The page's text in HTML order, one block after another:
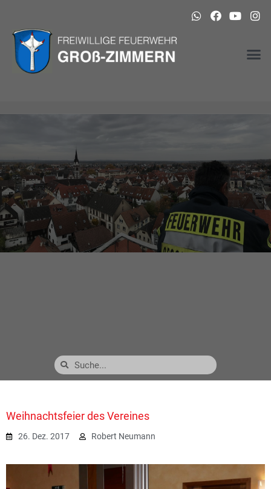
Weihnachtsfeier des Vereines
26. Dez. 2017 Robert Neumann